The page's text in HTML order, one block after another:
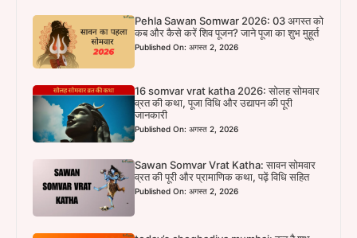
Pehla Sawan Somwar 2026: 03 अगस्त को
कब और कैसे करें शिव पूजन? जाने पूजा का शुभ मुहूर्त
Published On: अगस्त 2, 2026
16 somvar vrat katha 2026: सोलह सोमवार
व्रत की कथा, पूजा विधि और उद्यापन की पूरी
जानकारी
Published On: अगस्त 2, 2026
Sawan Somvar Vrat Katha: सावन सोमवार
व्रत की पूरी और प्रामाणिक कथा, पढ़ें विधि सहित
Published On: अगस्त 2, 2026